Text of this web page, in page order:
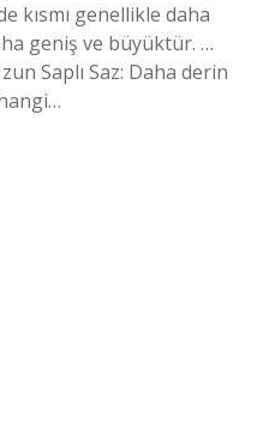
kısmı genellikle daha
geniş ve büyüktür. …
Saplı Saz: Daha derin